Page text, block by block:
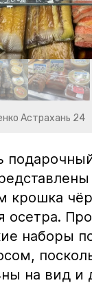
Астрахань 24
крошка
осетра.
наборы
на вид и